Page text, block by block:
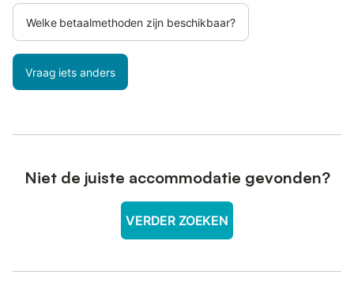
Welke betaalmethoden zijn beschikbaar?
Vraag iets anders
Niet de juiste accommodatie gevonden?
VERDER ZOEKEN